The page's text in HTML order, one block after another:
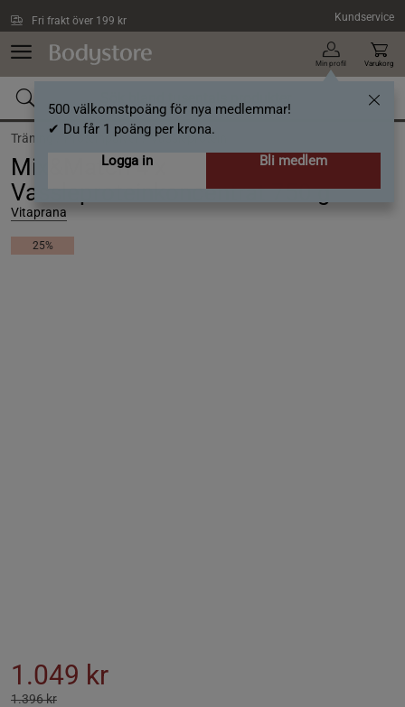
Fri frakt över 199 kr Kundservice
Min profil
500 välkomstpoäng för nya medlemmar!
✔ Du får 1 poäng per krona.
Logga in
Bli medlem
Varukorg
Träning / Proteinpulver /Vassleprotein
Mix&Match 4 x
Vassleproteinkoncentrat 750 g
Vitaprana
25%
1.049 kr
1.396 kr